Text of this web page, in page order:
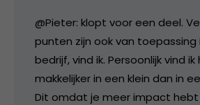
@Pieter: klopt voor een deel.
punten zijn ook van toepassing
bedrijf, vind ik. Persoonlijk vind
makkelijker in een klein dan in
Dit omdat je meer impact hebt